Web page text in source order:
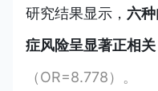
研究结果显示， 六
症风险呈显著正相
（OR=8.778）。